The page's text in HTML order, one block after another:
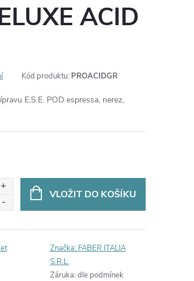
ACID
Kód produktu: PROACIDGR
E.S.E. POD espressa, nerez,
VLOŽIT DO KOŠÍKU
Značka: FABER ITALIA
S.R.L.
Záruka: dle podmínek